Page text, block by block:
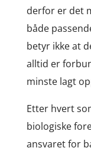
derfor er det
både
betyr ikke at
alltid er
minste lagt
Etter hvert
biologiske
ansvaret for